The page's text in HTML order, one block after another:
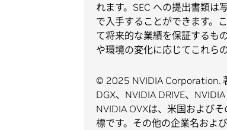
れます。SEC への提出書類は
で入手することができます。
て将来的な業績を保証するも
や環境の変化に応じてこれら
© 2025 NVIDIA Corporation.
DGX、NVIDIA DRIVE、
NVIDIA OVXは、米国および
標です。その他の企業名およ